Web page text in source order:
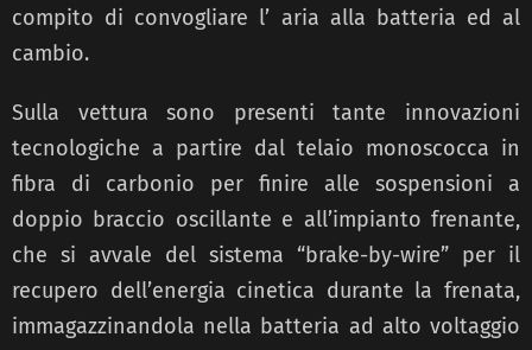
compito di convogliare l’ aria alla batteria ed al
cambio.
Sulla vettura sono presenti tante innovazioni
tecnologiche a partire dal telaio monoscocca in
fibra di carbonio per finire alle sospensioni a
doppio braccio oscillante e all’impianto frenante,
che si avvale del sistema “brake-by-wire” per il
recupero dell’energia cinetica durante la frenata,
immagazzinandola nella batteria ad alto voltaggio